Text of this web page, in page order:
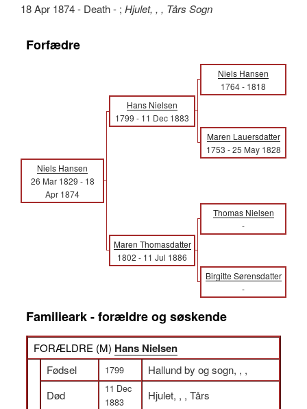
18 Apr 1874 - Death - ; Hjulet, , , Tårs Sogn
Forfædre
Niels Hansen
1764- 1818
Hans Nielsen
1799 - 11 Dec 1883
Maren Lauersdatter
1753 -25 May 1828
Niels Hansen
26 Mar 1829 - 18
Apr 1874
Thomas Nielsen
-
Maren Thomasdatter
1802 - 11 Jul 1886
Birgitte Sørensdatter
-
Familieark - forældre og søskende
FORÆLDRE (M) Hans Nielsen
Fødsel 1799
Hallund by og sogn, , ,
Død
11 Dec
1883
Hjulet, , , Tårs